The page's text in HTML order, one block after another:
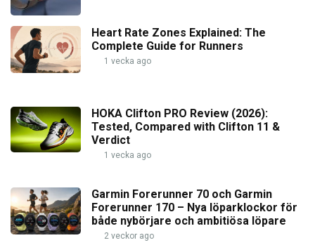
Heart Rate Zones Explained: The
Complete Guide for Runners
1 vecka ago
HOKA Clifton PRO Review (2026):
Tested, Compared with Clifton 11 &
Verdict
1 vecka ago
Garmin Forerunner 70 och Garmin
Forerunner 170 – Nya löparklockor för
både nybörjare och ambitiösa löpare
2 veckor ago